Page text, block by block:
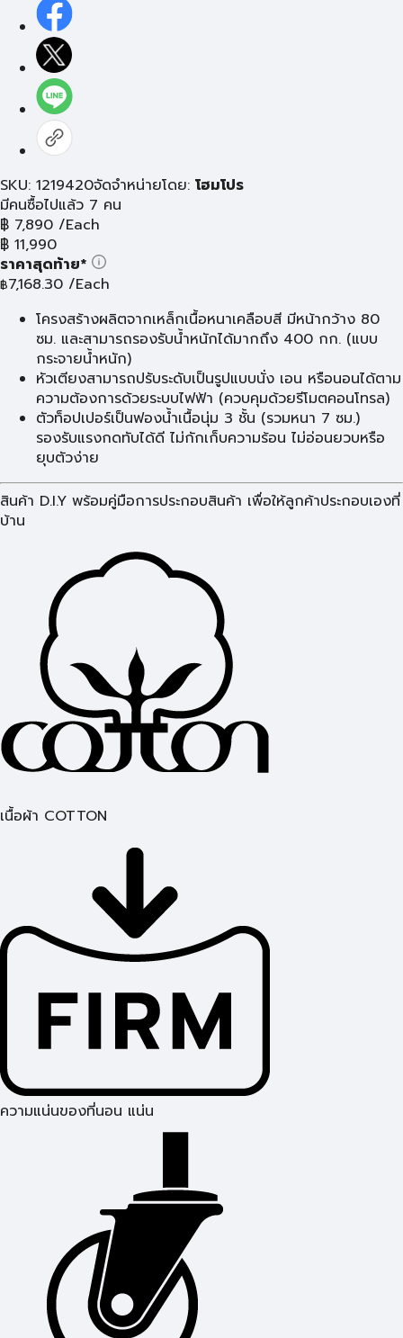
SKU: 1219420จัดจำหน่ายโดย: โฮมโปร
มีคนซื้อไปแล้ว 7 คน
฿ 7,890 /Each
฿ 11,990
ราคาสุดท้าย*
฿7,168.30 /Each
โครงสร้างผลิตจากเหล็กเนื้อหนาเคลือบสี มีหน้ากว้าง 80
ซม. และสามารถรองรับน้ำหนักได้มากถึง 400 กก. (แบบ
กระจายน้ำหนัก)
หัวเตียงสามารถปรับระดับเป็นรูปแบบนั่ง เอน หรือนอนได้ตาม
ความต้องการด้วยระบบไฟฟ้า (ควบคุมด้วยรีโมตคอนโทรล)
ตัวท็อปเปอร์เป็นฟองน้ำเนื้อนุ่ม 3 ชั้น (รวมหนา 7 ซม.)
รองรับแรงกดทับได้ดี ไม่กักเก็บความร้อน ไม่อ่อนยวบหรือ
ยุบตัวง่าย
สินค้า D.I.Y พร้อมคู่มือการประกอบสินค้า เพื่อให้ลูกค้าประกอบเองที่
บ้าน
เนื้อผ้า COTTON
ความแน่นของที่นอน แน่น